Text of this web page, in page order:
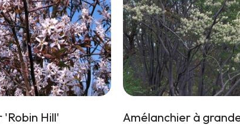
Hill' Amélanchier à